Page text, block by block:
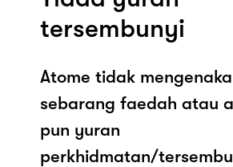
tersembunyi
Atome tidak
sebarang faedah atau
pun yuran
perkhidmatan/